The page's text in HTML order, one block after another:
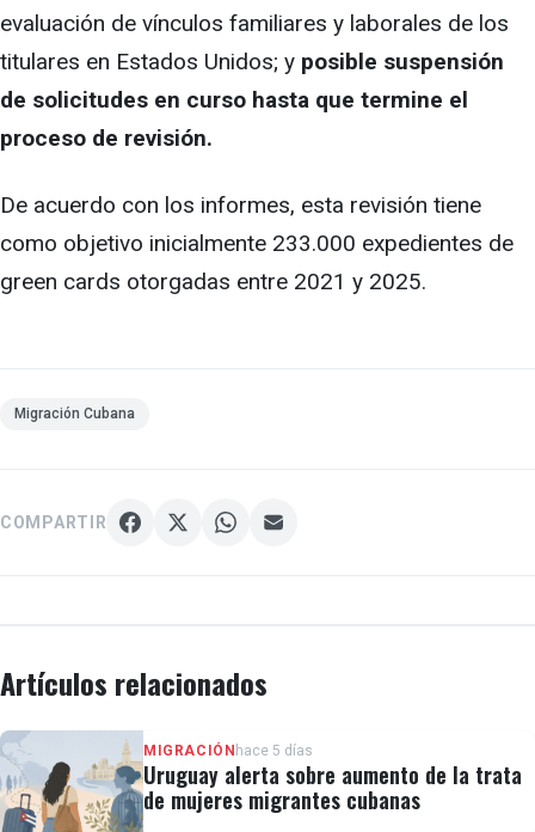
evaluación de vínculos familiares y laborales de los
titulares en Estados Unidos; y posible suspensión
de solicitudes en curso hasta que termine el
proceso de revisión.
De acuerdo con los informes, esta revisión tiene
como objetivo inicialmente 233.000 expedientes de
green cards otorgadas entre 2021 y 2025.
Migración Cubana
COMPARTIR
Artículos relacionados
MIGRACIÓN hace 5 días
Uruguay alerta sobre aumento de la trata
de mujeres migrantes cubanas